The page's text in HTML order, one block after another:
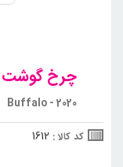
چرخ گوشت
Buffalo - 2020
کد کالا : 1612